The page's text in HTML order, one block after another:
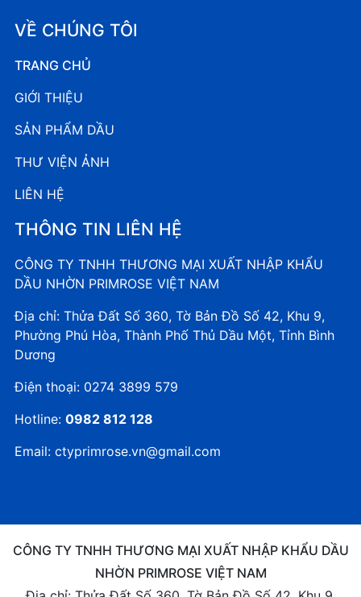
VỀ CHÚNG TÔI
TRANG CHỦ
GIỚI THIỆU
SẢN PHẨM DẦU
THƯ VIỆN ẢNH
LIÊN HỆ
THÔNG TIN LIÊN HỆ
CÔNG TY TNHH THƯƠNG MẠI XUẤT NHẬP KHẨU
DẦU NHỜN PRIMROSE VIỆT NAM
Địa chỉ: Thửa Đất Số 360, Tờ Bản Đồ Số 42, Khu 9,
Phường Phú Hòa, Thành Phố Thủ Dầu Một, Tỉnh Bình
Dương
Điện thoại: 0274 3899 579
Hotline: 0982 812 128
Email: ctyprimrose.vn@gmail.com
CÔNG TY TNHH THƯƠNG MẠI XUẤT NHẬP KHẨU DẦU
NHỜN PRIMROSE VIỆT NAM